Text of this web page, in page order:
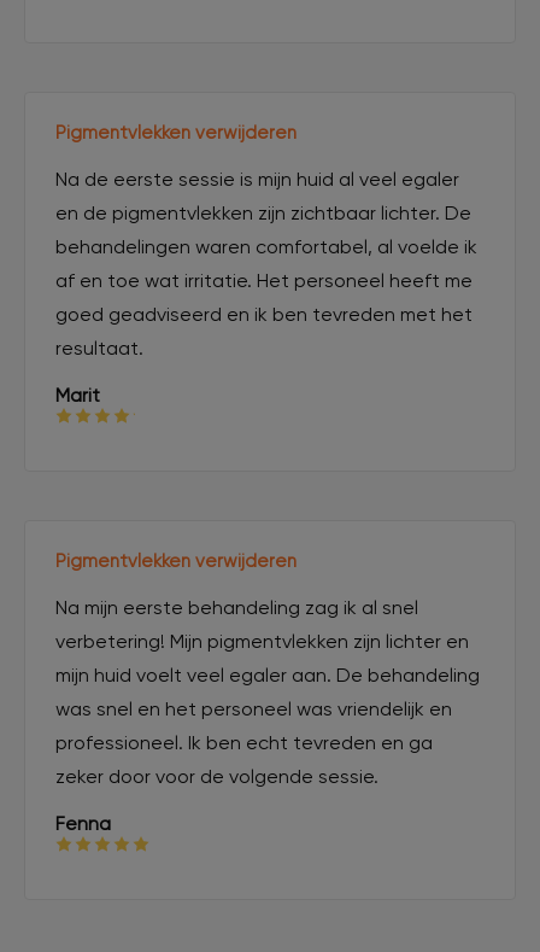
Pigmentvlekken verwijderen
Na de eerste sessie is mijn huid al veel egaler
en de pigmentvlekken zijn zichtbaar lichter. De
behandelingen waren comfortabel, al voelde ik
af en toe wat irritatie. Het personeel heeft me
goed geadviseerd en ik ben tevreden met het
resultaat.
Marit
Pigmentvlekken verwijderen
Na mijn eerste behandeling zag ik al snel
verbetering! Mijn pigmentvlekken zijn lichter en
mijn huid voelt veel egaler aan. De behandeling
was snel en het personeel was vriendelijk en
professioneel. Ik ben echt tevreden en ga
zeker door voor de volgende sessie.
Fenna